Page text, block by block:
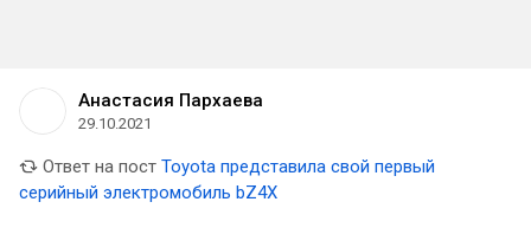
Анастасия Пархаева
29.10.2021
Ответ на пост Toyota представила свой первый
серийный электромобиль bZ4X